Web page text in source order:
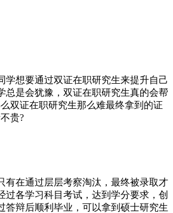
想要通过双证在职研究生来提升自己
总是会犹豫，双证在职研究生真的会帮
双证在职研究生那么难最终拿到的证
贵?
在通过层层考察淘汰，最终被录取才
过各学习科目考试，达到学分要求，创
答辩后顺利毕业，可以拿到硕士研究生